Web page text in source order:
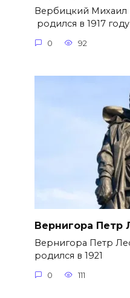
Вербицкий Михаил
родился в 1917 году
0 92
Вернигора Петр
Вернигора Петр
родился в 1921
0 111